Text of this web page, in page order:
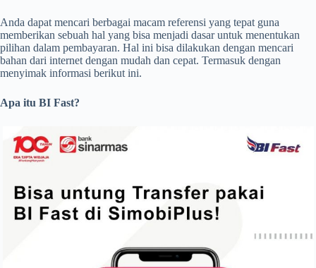
Anda dapat mencari berbagai macam referensi yang tepat guna
memberikan sebuah hal yang bisa menjadi dasar untuk menentukan
pilihan dalam pembayaran. Hal ini bisa dilakukan dengan mencari
bahan dari internet dengan mudah dan cepat. Termasuk dengan
menyimak informasi berikut ini.
Apa itu BI Fast?